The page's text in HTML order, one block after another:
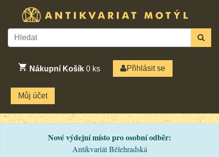
Nákupní Košík 0 ks Přihlásit se
Můj účet
Nové výdejní místo pro osobní odběr:
Antikvariát Bělehradská